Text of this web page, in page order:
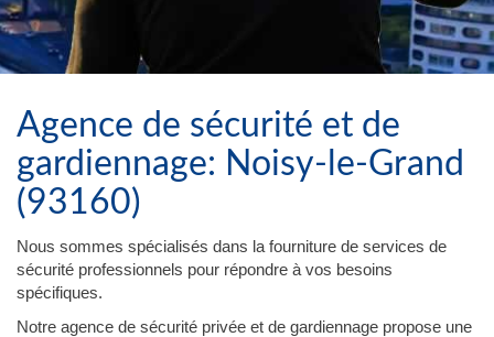
Agence de sécurité et de
gardiennage: Noisy-le-Grand
(93160)
Nous sommes spécialisés dans la fourniture de services de
sécurité professionnels pour répondre à vos besoins
spécifiques.
Notre agence de sécurité privée et de gardiennage propose une